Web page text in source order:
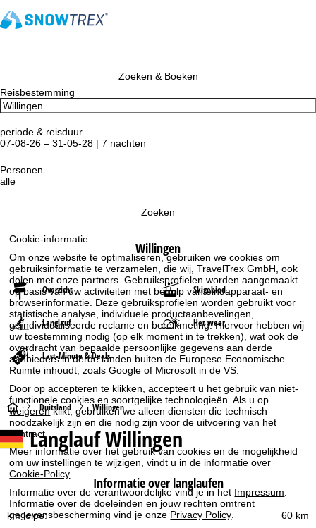
Cookie-informatie
Om onze website te optimaliseren, gebruiken we cookies om
gebruiksinformatie te verzamelen, die wij, TravelTrex GmbH, ook
delen met onze partners. Gebruiksprofielen worden aangemaakt
op basis van uw activiteiten met behulp van eindapparaat- en
browserinformatie. Deze gebruiksprofielen worden gebruikt voor
statistische analyse, individuele productaanbevelingen,
geïndividualiseerde reclame en bereikmeting. Hiervoor hebben wij
uw toestemming nodig (op elk moment in te trekken), wat ook de
overdracht van bepaalde persoonlijke gegevens aan derde
aanbieders in derde landen buiten de Europese Economische
Ruimte inhoudt, zoals Google of Microsoft in de VS.
Door opaccepteren te klikken, accepteert u het gebruik van niet-
functionele cookies en soortgelijke technologieën. Als u op
weigerenklikt, gebruiken we alleen diensten die technisch
noodzakelijk zijn en die nodig zijn voor de uitvoering van het
contract.
Meer informatie over het gebruik van cookies en de mogelijkheid
om uw instellingen te wijzigen, vindt u in de informatie over
Cookie-Policy
Informatie over de verantwoordelijke vind je in het Impressum
Informatie over de doeleinden en jouw rechten omtrent
gegevensbescherming vind je onze Privacy Policy
Zoeken & Boeken
Reisbestemming
periode & reisduur
07-08-26 – 31-05-28 | 7 nachten
Personen
alle
Zoeken
Willingen
Overzicht Skigebied
Langlauf Het weer
Last-Minute & Deals
S
t
a
r
t
Duitsland Willingen
Langlauf Willingen
Informatie over langlaufen
60 km
km loipe: